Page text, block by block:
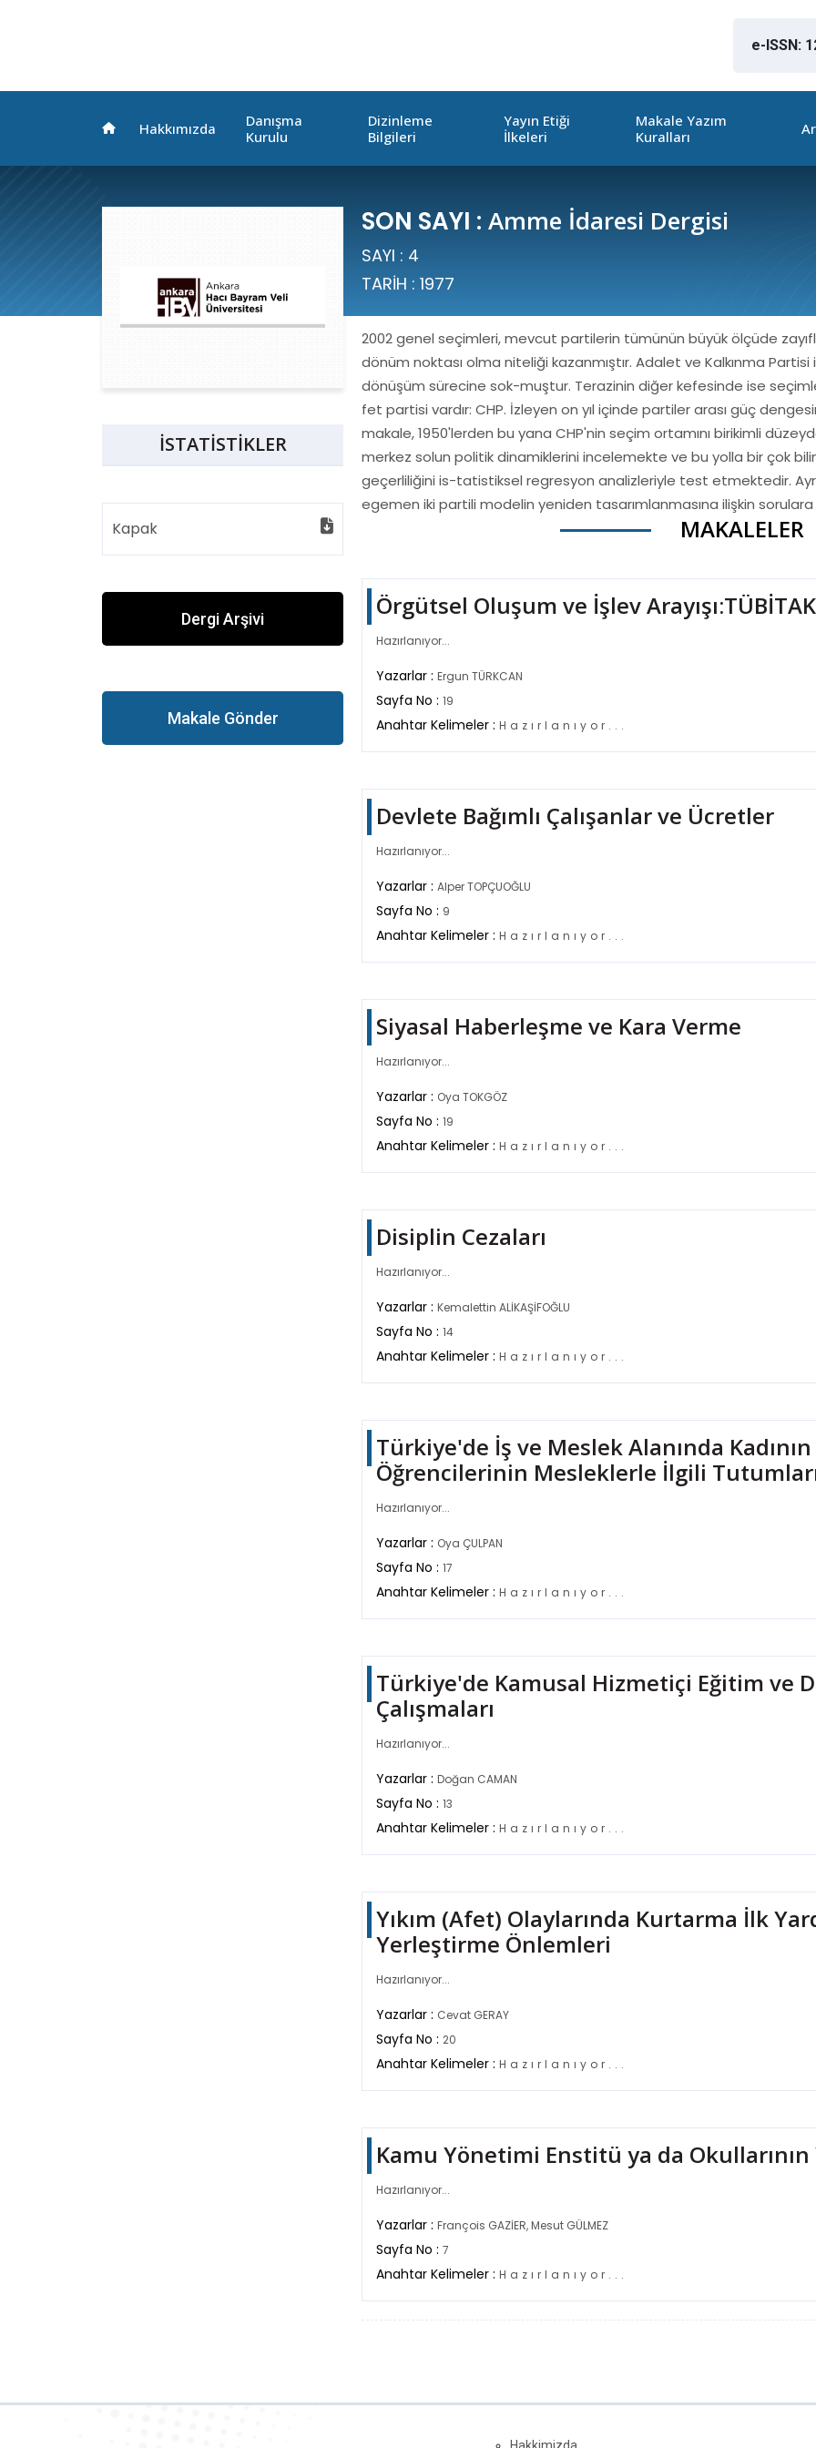
e-ISSN:
Hakkımızda
Danışma
Kurulu
Dizinleme
Bilgileri
Yayın Etiği
İlkeleri
Makale Yazım
Kuralları
İSTATİSTİKLER
Kapak
Dergi Arşivi
Makale Gönder
SON SAYI : Amme İdaresi Dergisi
SAYI : 4
TARİH : 1977
2002 genel seçimleri, mevcut partilerin tümünün büyük ölçüde
dönüm noktası olma niteliği kazanmıştır. Adalet ve Kalkınma
dönüşüm sürecine sok-muştur. Terazinin diğer kefesinde ise
fet partisi vardır: CHP. İzleyen on yıl içinde partiler arası güç
makale, 1950'lerden bu yana CHP'nin seçim ortamını birikimli
merkez solun politik dinamiklerini incelemekte ve bu yolla bir çok
geçerliliğini is-tatistiksel regresyon analizleriyle test etmektedir.
egemen iki partili modelin yeniden tasarımlanmasına ilişkin
MAKALELER
Örgütsel Oluşum ve İşlev
Hazırlanıyor...
Yazarlar : Ergun TÜRKCAN
Sayfa No : 19
Anahtar Kelimeler : H a z ı r l a n ı y o r . . .
Devlete Bağımlı Çalışanlar ve Ücretler
Hazırlanıyor...
Yazarlar : Alper TOPÇUOĞLU
Sayfa No : 9
Anahtar Kelimeler : H a z ı r l a n ı y o r . . .
Siyasal Haberleşme ve Kara Verme
Hazırlanıyor...
Yazarlar : Oya TOKGÖZ
Sayfa No : 19
Anahtar Kelimeler : H a z ı r l a n ı y o r . . .
Disiplin Cezaları
Hazırlanıyor...
Yazarlar : Kemalettin ALİKAŞİFOĞLU
Sayfa No : 14
Anahtar Kelimeler : H a z ı r l a n ı y o r . . .
Türkiye'de İş ve Meslek Alanında
Öğrencilerinin Mesleklerle İlgili
Hazırlanıyor...
Yazarlar : Oya ÇULPAN
Sayfa No : 17
Anahtar Kelimeler : H a z ı r l a n ı y o r . . .
Türkiye'de Kamusal Hizmetiçi Eğitim ve
Çalışmaları
Hazırlanıyor...
Yazarlar : Doğan CAMAN
Sayfa No : 13
Anahtar Kelimeler : H a z ı r l a n ı y o r . . .
Yıkım (Afet) Olaylarında Kurtarma İlk
Yerleştirme Önlemleri
Hazırlanıyor...
Yazarlar : Cevat GERAY
Sayfa No : 20
Anahtar Kelimeler : H a z ı r l a n ı y o r . . .
Kamu Yönetimi Enstitü ya da Okullarının
Hazırlanıyor...
Yazarlar : François GAZİER, Mesut GÜLMEZ
Sayfa No : 7
Anahtar Kelimeler : H a z ı r l a n ı y o r . . .